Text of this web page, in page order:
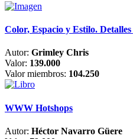
Color, Espacio y Estilo.
Autor: Grimley Chris
Valor: 139.000
Valor miembros: 104.250
WWW Hotshops
Autor: Héctor Navarro Güere